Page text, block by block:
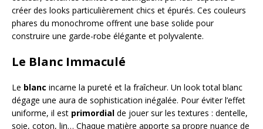
créer des looks particulièrement chics et épurés. Ces couleurs
phares du monochrome offrent une base solide pour
construire une garde-robe élégante et polyvalente.
Le Blanc Immaculé
Le blanc incarne la pureté et la fraîcheur. Un look total blanc
dégage une aura de sophistication inégalée. Pour éviter l’effet
uniforme, il est primordial de jouer sur les textures : dentelle,
soie, coton, lin… Chaque matière apporte sa propre nuance de